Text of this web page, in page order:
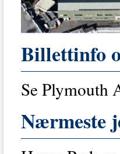
Billettinfo
Se Plymouth
Nærmeste